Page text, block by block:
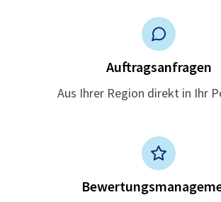
Auftragsanfragen
Aus Ihrer Region direkt in Ihr